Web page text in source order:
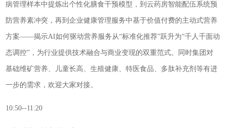
病管理样本中提炼出个性化膳食干预模型，到云药房智能配伍系统预
防营养素冲突，再到企业健康管理服务中基于价值付费的主动式营养
方案——揭示AI如何驱动营养服务从“标准化推荐”跃升为“千人千面动
态调控”，为行业提供技术融合与商业变现的双重范式。同时集团对
基础维矿营养、儿童长高、生殖健康、特医食品、多肽补充剂等有进
一步的需求，欢迎大家对接。
10:50--11:20